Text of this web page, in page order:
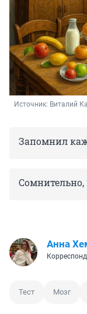
Источник: Виталий
Запомнил
Сомнительно,
Анна
Тест Мозг